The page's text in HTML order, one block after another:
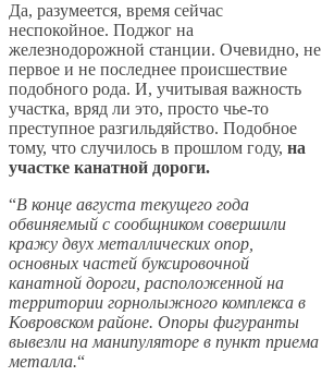
Да, разумеется, время сейчас
неспокойное. Поджог на
железнодорожной станции. Очевидно, не
первое и не последнее происшествие
подобного рода. И, учитывая важность
участка, вряд ли это, просто чье-то
преступное разгильдяйство. Подобное
тому, что случилось в прошлом году, на
участке канатной дороги.
“В конце августа текущего года
обвиняемый с сообщником совершили
кражу двух металлических опор,
основных частей буксировочной
канатной дороги, расположенной на
территории горнолыжного комплекса в
Ковровском районе. Опоры фигуранты
вывезли на манипуляторе в пункт приема
металла.“